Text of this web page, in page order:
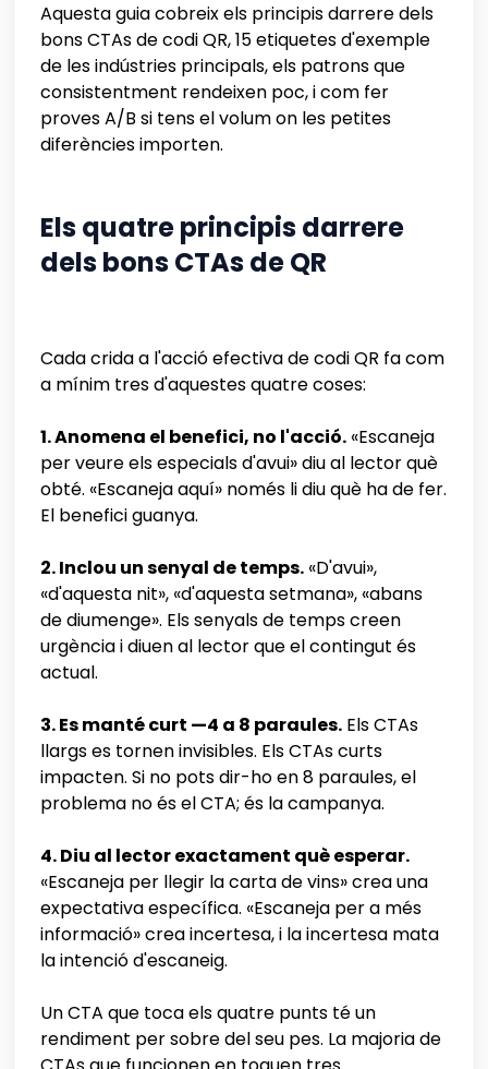
Aquesta guia cobreix els principis darrere dels
bons CTAs de codi QR, 15 etiquetes d'exemple
de les indústries principals, els patrons que
consistentment rendeixen poc, i com fer
proves A/B si tens el volum on les petites
diferències importen.
Els quatre principis darrere
dels bons CTAs de QR
Cada crida a l'acció efectiva de codi QR fa com
a mínim tres d'aquestes quatre coses:
1. Anomena el benefici, no l'acció. «Escaneja
per veure els especials d'avui» diu al lector què
obté. «Escaneja aquí» només li diu què ha de fer.
El benefici guanya.
2. Inclou un senyal de temps. «D'avui»,
«d'aquesta nit», «d'aquesta setmana», «abans
de diumenge». Els senyals de temps creen
urgència i diuen al lector que el contingut és
actual.
3. Es manté curt —4 a 8 paraules. Els CTAs
llargs es tornen invisibles. Els CTAs curts
impacten. Si no pots dir-ho en 8 paraules, el
problema no és el CTA; és la campanya.
4. Diu al lector exactament què esperar.
«Escaneja per llegir la carta de vins» crea una
expectativa específica. «Escaneja per a més
informació» crea incertesa, i la incertesa mata
la intenció d'escaneig.
Un CTA que toca els quatre punts té un
rendiment per sobre del seu pes. La majoria de